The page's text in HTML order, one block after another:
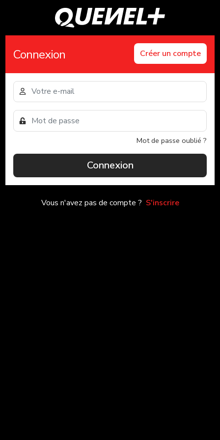
Connexion Créer un compte
Mot de passe oublié ?
Connexion
Vous n'avez pas de compte ? S'inscrire